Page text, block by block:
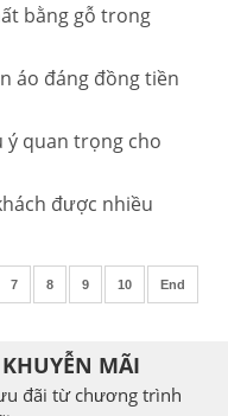
bằng gỗ trong
áo đáng đồng tiền
ý quan trọng cho
được nhiều
7 8 9 10 End
MÃI
đãi từ chương trình